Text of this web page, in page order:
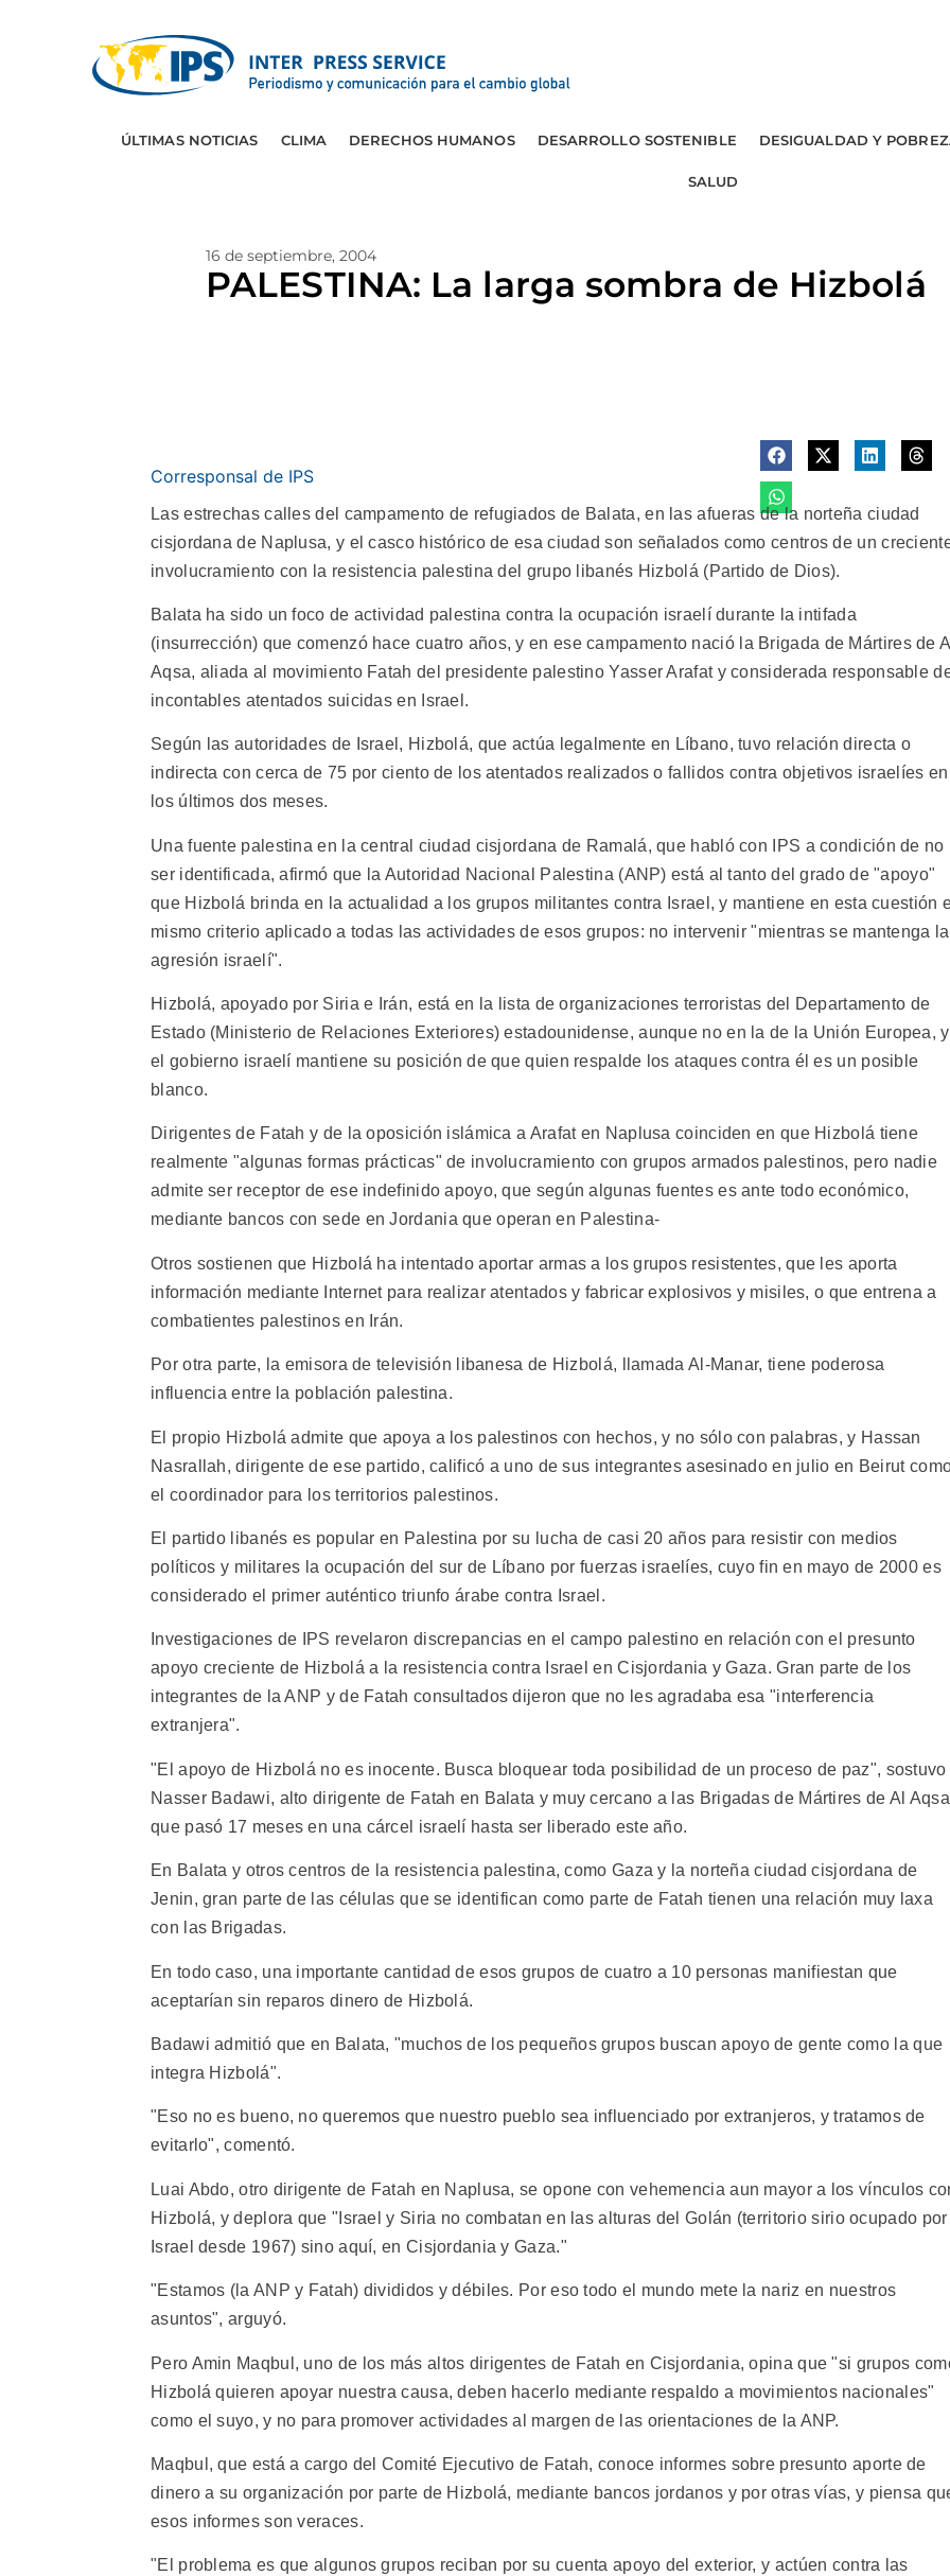
ÚLTIMAS NOTICIAS CLIMA DERECHOS HUMANOS DESARROLLO SOSTENIBLE DESIGUALDAD Y
SALUD
16 de septiembre, 2004
PALESTINA: La larga sombra de Hizbolá
Corresponsal de IPS
Las estrechas calles del campamento de refugiados de Balata, en las afueras de la norteña ciudad
cisjordana de Naplusa, y el casco histórico de esa ciudad son señalados como centros de un
involucramiento con la resistencia palestina del grupo libanés Hizbolá (Partido de Dios).
Balata ha sido un foco de actividad palestina contra la ocupación israelí durante la intifada
(insurrección) que comenzó hace cuatro años, y en ese campamento nació la Brigada de Mártires de
Aqsa, aliada al movimiento Fatah del presidente palestino Yasser Arafat y considerada responsable
incontables atentados suicidas en Israel.
Según las autoridades de Israel, Hizbolá, que actúa legalmente en Líbano, tuvo relación directa o
indirecta con cerca de 75 por ciento de los atentados realizados o fallidos contra objetivos israelíes en
los últimos dos meses.
Una fuente palestina en la central ciudad cisjordana de Ramalá, que habló con IPS a condición de no
ser identificada, afirmó que la Autoridad Nacional Palestina (ANP) está al tanto del grado de "apoyo"
que Hizbolá brinda en la actualidad a los grupos militantes contra Israel, y mantiene en esta cuestión
mismo criterio aplicado a todas las actividades de esos grupos: no intervenir "mientras se mantenga la
agresión israelí".
Hizbolá, apoyado por Siria e Irán, está en la lista de organizaciones terroristas del Departamento de
Estado (Ministerio de Relaciones Exteriores) estadounidense, aunque no en la de la Unión Europea, y
el gobierno israelí mantiene su posición de que quien respalde los ataques contra él es un posible
blanco.
Dirigentes de Fatah y de la oposición islámica a Arafat en Naplusa coinciden en que Hizbolá tiene
realmente "algunas formas prácticas" de involucramiento con grupos armados palestinos, pero nadie
admite ser receptor de ese indefinido apoyo, que según algunas fuentes es ante todo económico,
mediante bancos con sede en Jordania que operan en Palestina-
Otros sostienen que Hizbolá ha intentado aportar armas a los grupos resistentes, que les aporta
información mediante Internet para realizar atentados y fabricar explosivos y misiles, o que entrena a
combatientes palestinos en Irán.
Por otra parte, la emisora de televisión libanesa de Hizbolá, llamada Al-Manar, tiene poderosa
influencia entre la población palestina.
El propio Hizbolá admite que apoya a los palestinos con hechos, y no sólo con palabras, y Hassan
Nasrallah, dirigente de ese partido, calificó a uno de sus integrantes asesinado en julio en Beirut
el coordinador para los territorios palestinos.
El partido libanés es popular en Palestina por su lucha de casi 20 años para resistir con medios
políticos y militares la ocupación del sur de Líbano por fuerzas israelíes, cuyo fin en mayo de 2000 es
considerado el primer auténtico triunfo árabe contra Israel.
Investigaciones de IPS revelaron discrepancias en el campo palestino en relación con el presunto
apoyo creciente de Hizbolá a la resistencia contra Israel en Cisjordania y Gaza. Gran parte de los
integrantes de la ANP y de Fatah consultados dijeron que no les agradaba esa "interferencia
extranjera".
"El apoyo de Hizbolá no es inocente. Busca bloquear toda posibilidad de un proceso de paz", sostuvo
Nasser Badawi, alto dirigente de Fatah en Balata y muy cercano a las Brigadas de Mártires de Al
que pasó 17 meses en una cárcel israelí hasta ser liberado este año.
En Balata y otros centros de la resistencia palestina, como Gaza y la norteña ciudad cisjordana de
Jenin, gran parte de las células que se identifican como parte de Fatah tienen una relación muy laxa
con las Brigadas.
En todo caso, una importante cantidad de esos grupos de cuatro a 10 personas manifiestan que
aceptarían sin reparos dinero de Hizbolá.
Badawi admitió que en Balata, "muchos de los pequeños grupos buscan apoyo de gente como la que
integra Hizbolá".
"Eso no es bueno, no queremos que nuestro pueblo sea influenciado por extranjeros, y tratamos de
evitarlo", comentó.
Luai Abdo, otro dirigente de Fatah en Naplusa, se opone con vehemencia aun mayor a los vínculos
Hizbolá, y deplora que "Israel y Siria no combatan en las alturas del Golán (territorio sirio ocupado por
Israel desde 1967) sino aquí, en Cisjordania y Gaza."
"Estamos (la ANP y Fatah) divididos y débiles. Por eso todo el mundo mete la nariz en nuestros
asuntos", arguyó.
Pero Amin Maqbul, uno de los más altos dirigentes de Fatah en Cisjordania, opina que "si grupos
Hizbolá quieren apoyar nuestra causa, deben hacerlo mediante respaldo a movimientos nacionales"
como el suyo, y no para promover actividades al margen de las orientaciones de la ANP.
Maqbul, que está a cargo del Comité Ejecutivo de Fatah, conoce informes sobre presunto aporte de
dinero a su organización por parte de Hizbolá, mediante bancos jordanos y por otras vías, y piensa
esos informes son veraces.
"El problema es que algunos grupos reciban por su cuenta apoyo del exterior, y actúen contra las